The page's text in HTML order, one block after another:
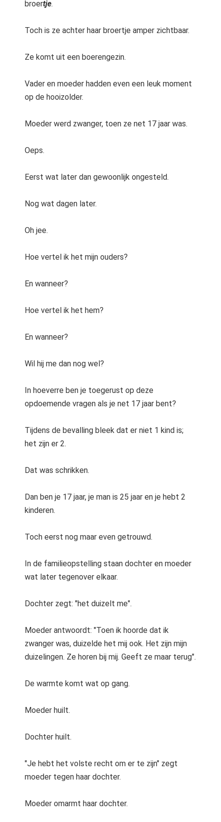
broertje.
Toch is ze achter haar broertje amper zichtbaar.
Ze komt uit een boerengezin.
Vader en moeder hadden even een leuk moment
op de hooizolder.
Moeder werd zwanger, toen ze net 17 jaar was.
Oeps.
Eerst wat later dan gewoonlijk ongesteld.
Nog wat dagen later.
Oh jee.
Hoe vertel ik het mijn ouders?
En wanneer?
Hoe vertel ik het hem?
En wanneer?
Wil hij me dan nog wel?
In hoeverre ben je toegerust op deze
opdoemende vragen als je net 17 jaar bent?
Tijdens de bevalling bleek dat er niet 1 kind is;
het zijn er 2.
Dat was schrikken.
Dan ben je 17 jaar, je man is 25 jaar en je hebt 2
kinderen.
Toch eerst nog maar even getrouwd.
In de familieopstelling staan dochter en moeder
wat later tegenover elkaar.
Dochter zegt: "het duizelt me".
Moeder antwoordt: "Toen ik hoorde dat ik
zwanger was, duizelde het mij ook. Het zijn mijn
duizelingen. Ze horen bij mij. Geeft ze maar terug".
De warmte komt wat op gang.
Moeder huilt.
Dochter huilt.
"Je hebt het volste recht om er te zijn" zegt
moeder tegen haar dochter.
Moeder omarmt haar dochter.